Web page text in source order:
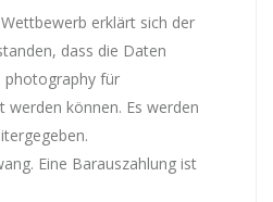
erklärt sich der
dass die Daten
photography für
werden können. Es werden
Eine Barauszahlung ist